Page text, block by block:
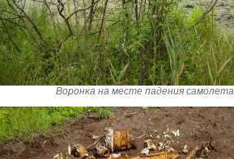
Воронка на месте падения самолета